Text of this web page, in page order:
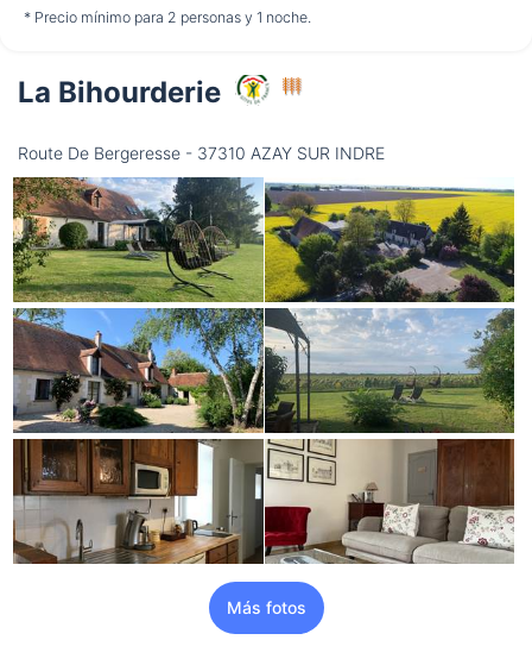
desde95,00 €* no disponible
Jueves
desde85,00 €*
* Precio mínimo para 2 personas y 1 noche.
La Bihourderie
Route De Bergeresse - 37310 AZAY SUR INDRE
Más fotos